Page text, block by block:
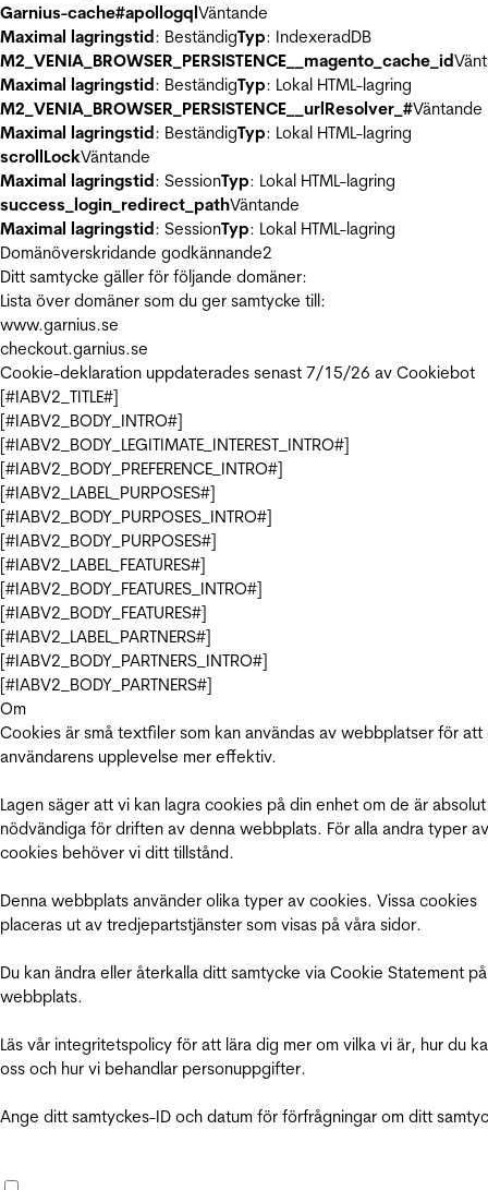
Garnius-cache#apollogqlVäntande
Maximal lagringstid: BeständigTyp: IndexeradDB
M2_VENIA_BROWSER_PERSISTENCE__magento_cache_id
Maximal lagringstid: BeständigTyp: Lokal HTML-lagring
M2_VENIA_BROWSER_PERSISTENCE__urlResolver_#Väntande
Maximal lagringstid: BeständigTyp: Lokal HTML-lagring
scrollLockVäntande
Maximal lagringstid: SessionTyp: Lokal HTML-lagring
success_login_redirect_pathVäntande
Maximal lagringstid: SessionTyp: Lokal HTML-lagring
Domänöverskridande godkännande2
Ditt samtycke gäller för följande domäner:
Lista över domäner som du ger samtycke till:
www.garnius.se
checkout.garnius.se
Cookie-deklaration uppdaterades senast 7/15/26 av Cookiebot
[#IABV2_TITLE#]
[#IABV2_BODY_INTRO#]
[#IABV2_BODY_LEGITIMATE_INTEREST_INTRO#]
[#IABV2_BODY_PREFERENCE_INTRO#]
[#IABV2_LABEL_PURPOSES#]
[#IABV2_BODY_PURPOSES_INTRO#]
[#IABV2_BODY_PURPOSES#]
[#IABV2_LABEL_FEATURES#]
[#IABV2_BODY_FEATURES_INTRO#]
[#IABV2_BODY_FEATURES#]
[#IABV2_LABEL_PARTNERS#]
[#IABV2_BODY_PARTNERS_INTRO#]
[#IABV2_BODY_PARTNERS#]
Om
Cookies är små textfiler som kan användas av webbplatser för att
användarens upplevelse mer effektiv.
Lagen säger att vi kan lagra cookies på din enhet om de är absolut
nödvändiga för driften av denna webbplats. För alla andra typer av
cookies behöver vi ditt tillstånd.
Denna webbplats använder olika typer av cookies. Vissa cookies
placeras ut av tredjepartstjänster som visas på våra sidor.
Du kan ändra eller återkalla ditt samtycke via Cookie Statement
webbplats.
Läs vår integritetspolicy för att lära dig mer om vilka vi är, hur du
oss och hur vi behandlar personuppgifter.
Ange ditt samtyckes-ID och datum för förfrågningar om ditt